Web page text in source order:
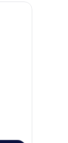
un lit, une